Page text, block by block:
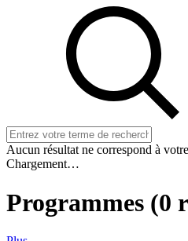
Aucun résultat ne correspond à
Chargement…
Programmes (0